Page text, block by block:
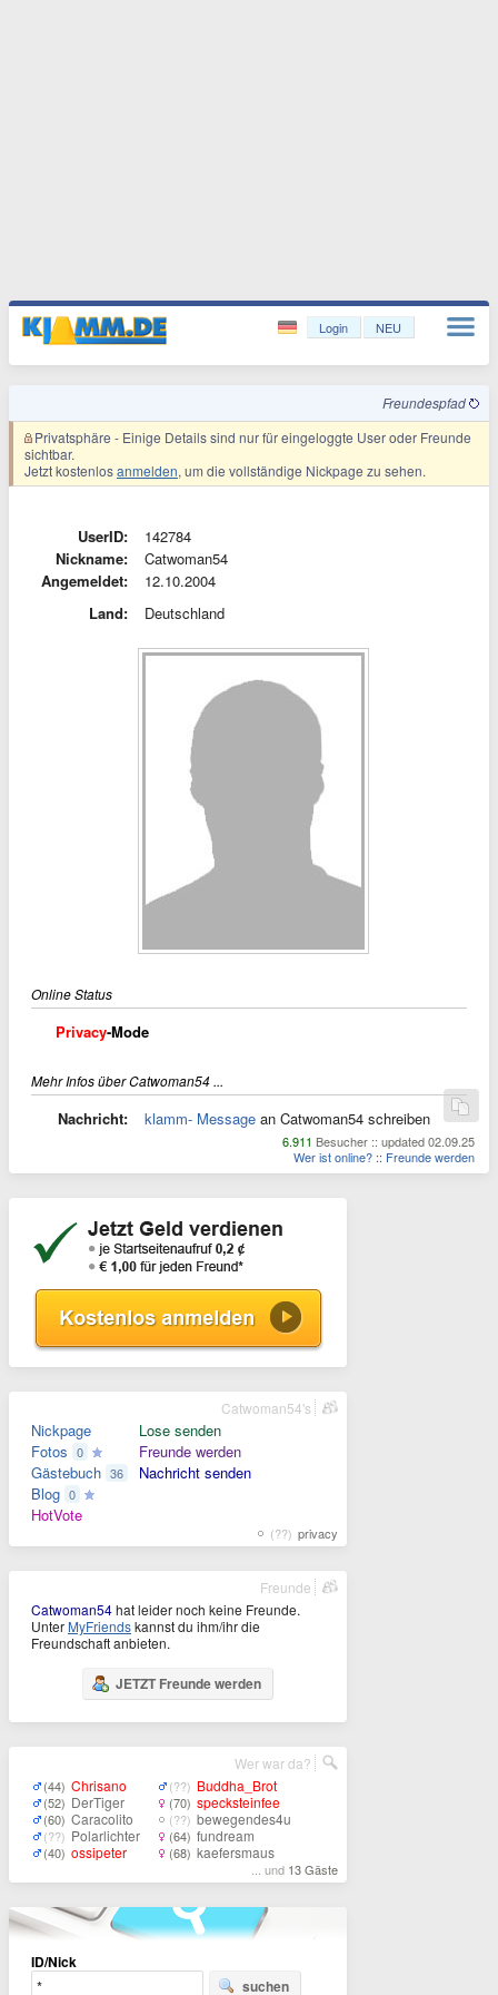
Login NEU
Freundespfad
Privatsphäre - Einige Details sind nur für eingeloggte User oder Freunde
sichtbar.
Jetzt kostenlosanmelden, um die vollständige Nickpage zu sehen.
UserID:
142784
Nickname:
Catwoman54
Angemeldet:
12.10.2004
Land:
Deutschland
Online Status
Privacy-Mode
Mehr Infos über Catwoman54 ...
Nachricht: klamm- Message an Catwoman54 schreiben
6.911 Besucher :: updated 02.09.25
Wer ist online? :: Freunde werden
Nickpage
Fotos 0
Gästebuch 36
Blog 0
HotVote
Lose senden
Freunde werden
Nachricht senden
(??) privacy
Catwoman54's
Catwoman54hat leider noch keine Freunde.
Unter MyFriendskannst du ihm/ihr die
Freundschaft anbieten.
JETZT Freunde werden
Freunde
(44) Chrisano
(52) DerTiger
(60) Caracolito
(??) Polarlichter
(40) ossipeter
(??) Buddha_Brot
(70) specksteinfee
(??) bewegendes4u
(64) fundream
(68) kaefersmaus
... und 13 Gäste
Wer war da?
ID/Nick
suchen